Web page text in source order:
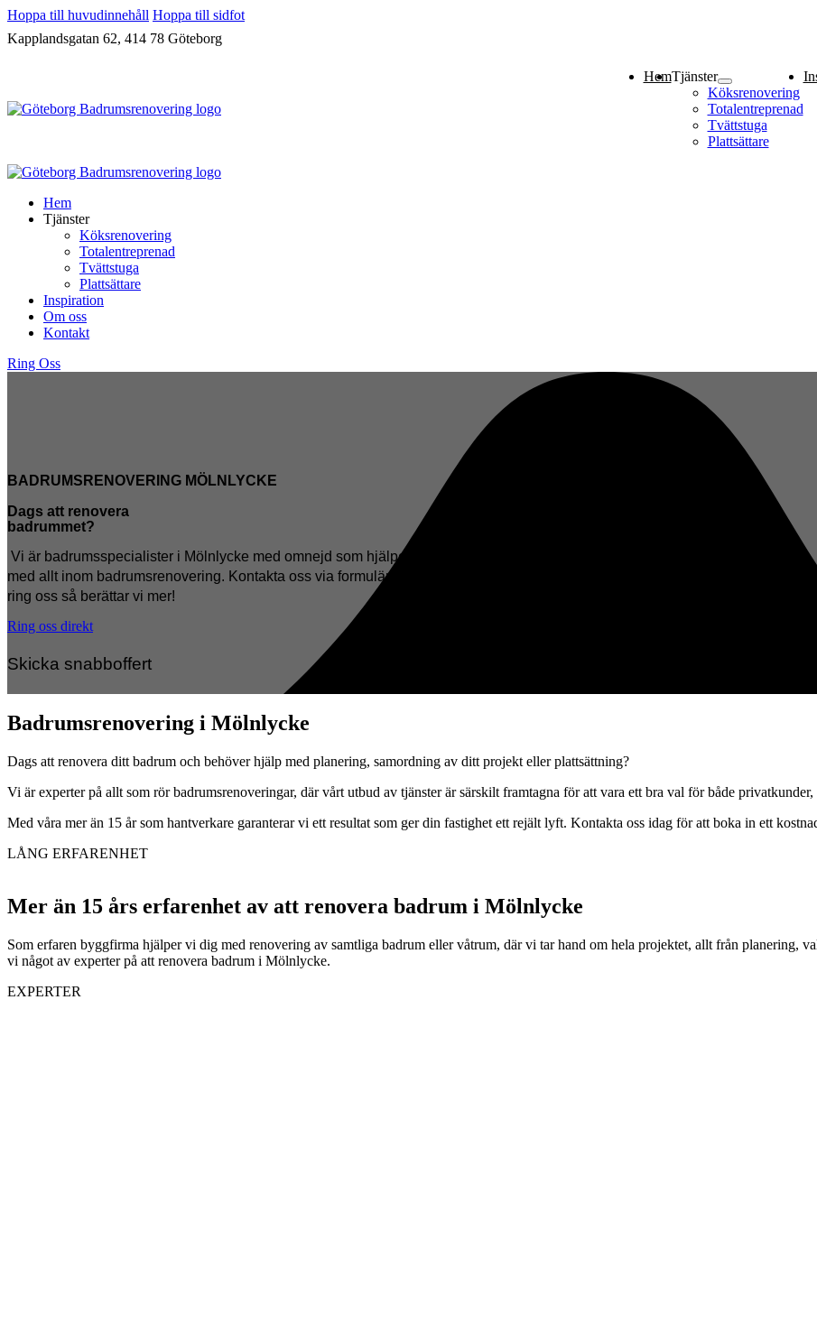
Hoppa till huvudinnehåll Hoppa till sidfot
Kapplandsgatan 62, 414 78 Göteborg
HemTjänster
Köksrenovering
Totalentreprenad
Tvättstuga
Plattsättare
Hem
Tjänster
Köksrenovering
Totalentreprenad
Tvättstuga
Plattsättare
Inspiration
Om oss
Kontakt
Ring Oss
BADRUMSRENOVERING MÖLNLYCKE
Dags att renovera
badrummet?
Vi är badrumsspecialister i Mölnlycke med omnejd som hjälper dig
med allt inom badrumsrenovering. Kontakta oss via formuläret eller
ring oss så berättar vi mer!
Ring oss direkt
Skicka snabboffert
Badrumsrenovering i Mölnlycke
Dags att renovera ditt badrum och behöver hjälp med planering, samordning av ditt projekt eller plattsättning?
Vi är experter på allt som rör badrumsrenoveringar, där vårt utbud av tjänster är särskilt framtagna för att vara ett bra val för både
Med våra mer än 15 år som hantverkare garanterar vi ett resultat som ger din fastighet ett rejält lyft. Kontakta oss idag för att boka in ett
LÅNG ERFARENHET
Mer än 15 års erfarenhet av att renovera badrum i Mölnlycke
Som erfaren byggfirma hjälper vi dig med renovering av samtliga badrum eller våtrum, där vi tar hand om hela projektet, allt från planering,
vi något av experter på att renovera badrum i Mölnlycke.
EXPERTER